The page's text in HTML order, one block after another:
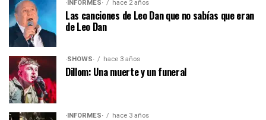
·INFORMES· hace 2 años
Las canciones de Leo Dan que no sabías que eran
de Leo Dan
·SHOWS· hace 3 años
Dillom: Una muerte y un funeral
·INFORMES· hace 3 años